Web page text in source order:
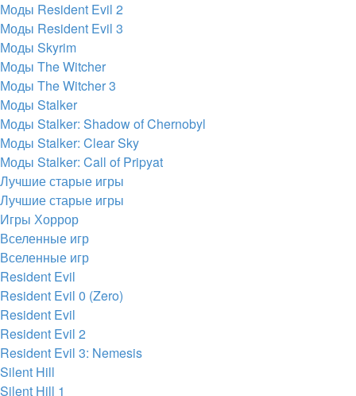
Моды Resident Evil 2
Моды Resident Evil 3
Моды Skyrim
Моды The Witcher
Моды The Witcher 3
Моды Stalker
Моды Stalker: Shadow of Chernobyl
Моды Stalker: Clear Sky
Моды Stalker: Call of Pripyat
Лучшие старые игры
Лучшие старые игры
Игры Хоррор
Вселенные игр
Вселенные игр
Resident Evil
Resident Evil 0 (Zero)
Resident Evil
Resident Evil 2
Resident Evil 3: Nemesis
Silent Hill
Silent Hill 1